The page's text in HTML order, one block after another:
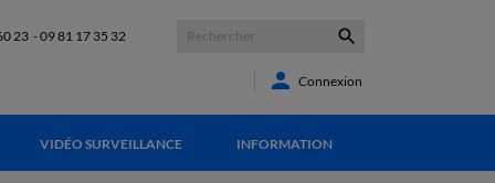
23 -09 81 17 35 32 
 Connexion
VIDÉO SURVEILLANCE INFORMATION